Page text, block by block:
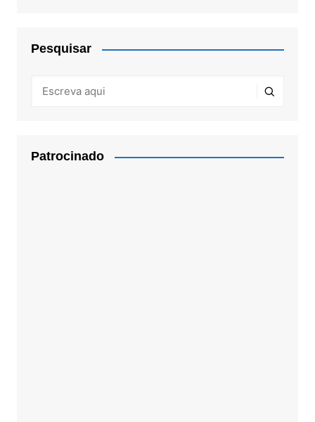
Pesquisar
Patrocinado